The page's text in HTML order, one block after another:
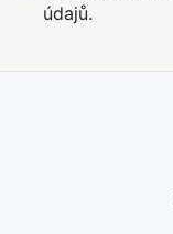
údajů.